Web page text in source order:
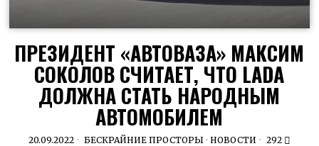
ПРЕЗИДЕНТ «АВТОВАЗА» МАКСИМ
СОКОЛОВ СЧИТАЕТ, ЧТО LADA
ДОЛЖНА СТАТЬ НАРОДНЫМ
АВТОМОБИЛЕМ
20.09.2022 БЕСКРАЙНИЕ ПРОСТОРЫ · НОВОСТИ 292